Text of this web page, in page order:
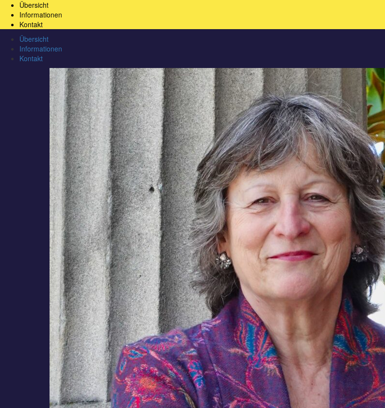
Übersicht
Informationen
Kontakt
Übersicht
Informationen
Kontakt